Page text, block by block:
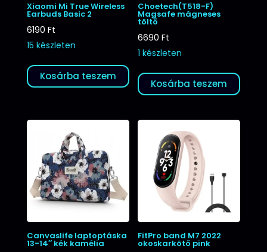
Xiaomi Mi True Wireless
Earbuds Basic 2
6190 Ft
15 készleten
Kosárba teszem
Choetech(T518-F)
Magsafe mágneses
töltő
6690Ft
1 készleten
Kosárba teszem
Canvaslife laptoptáska
13-14″ kék kamélia
FitPro band M7 2022
okoskarkötő pink